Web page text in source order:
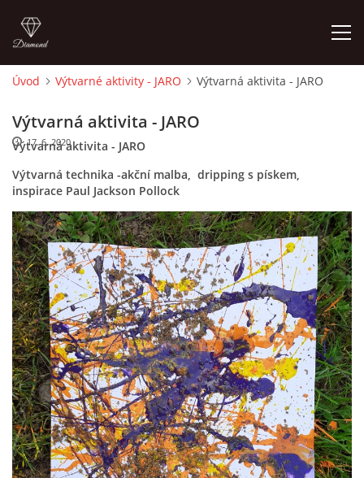
O MĚ
FOTOALBUM
DĚJINY VÝTVARNÉHO UMĚNÍ
NOVINKY ZE ŠKOLSTVÍ 2025
ROČNÍ PLÁN - INSPIRACE /DLE NOVÉHO RVP PV 2025
VZDĚLÁVACÍ BLOK ZÁŘÍ
VZDĚLÁVACÍ BLOK ŘÍJEN
Úvod Výtvarné aktivity - JARO Výtvarná aktivita - JARO
Výtvarná aktivita - JARO
Výtvarná aktivita - JARO
Výtvarná technika -akční malba, dripping s pískem,
inspirace Paul Jackson Pollock
17. 6. 2020